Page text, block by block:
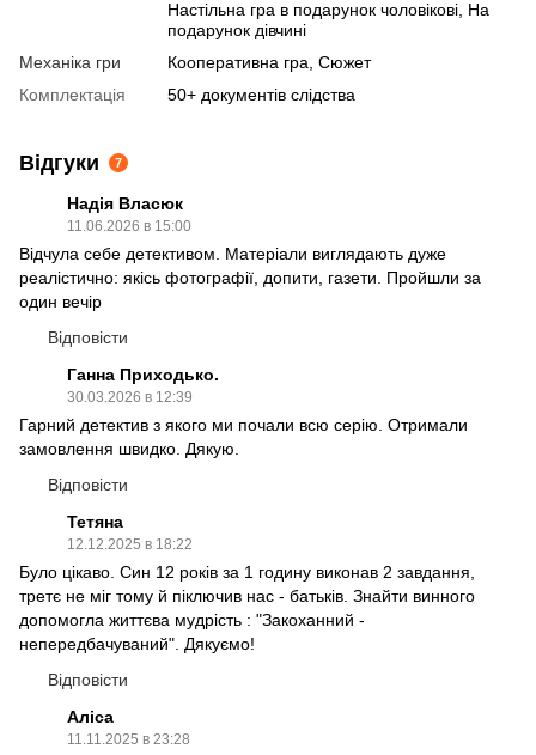
Настільна гра в подарунок чоловікові, На
подарунок дівчині
Механіка гри
Кооперативна гра, Сюжет
Комплектація
50+ документів слідства
Відгуки 7
Надія Власюк
11.06.2026 в 15:00
Відчула себе детективом. Матеріали виглядають дуже
реалістично: якісь фотографії, допити, газети. Пройшли за
один вечір
Відповісти
Ганна Приходько.
30.03.2026 в 12:39
Гарний детектив з якого ми почали всю серію. Отримали
замовлення швидко. Дякую.
Відповісти
Тетяна
12.12.2025 в 18:22
Було цікаво. Син 12 років за 1 годину виконав 2 завдання,
третє не міг тому й піключив нас - батьків. Знайти винного
допомогла життєва мудрість : "Закоханний -
непередбачуваний". Дякуємо!
Відповісти
Аліса
11.11.2025 в 23:28